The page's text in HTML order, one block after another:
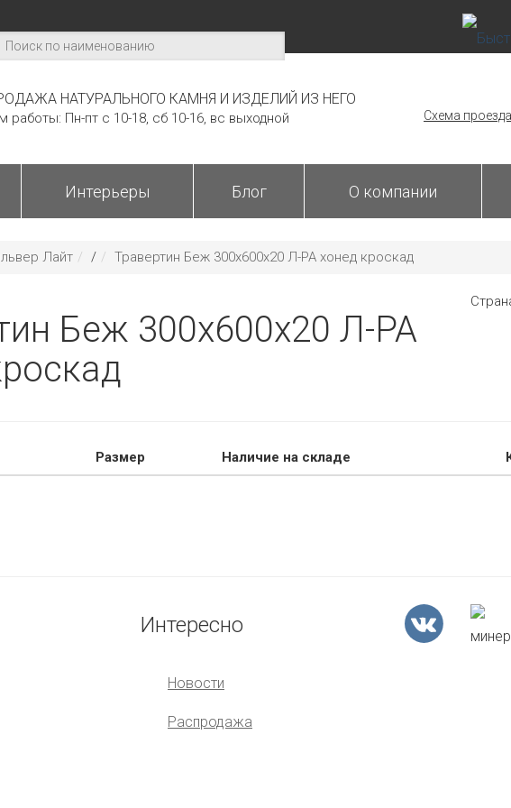
НАТУРАЛЬНОГО КАМНЯ И ИЗДЕЛИЙ ИЗ НЕГО
работы: Пн-пт с 10-18, сб 10-16, вс выходной Схема проезда
Интерьеры Блог О компании
Лайт / Травертин Беж 300х600х20 Л-РА хонед кроскад
Беж 300х600х20 Л-РА
Размер Наличие на складе
Интересно
Новости
Распродажа